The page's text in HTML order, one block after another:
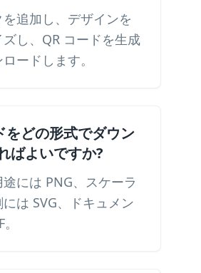
追加し、デザインを
し、QR コードを生成
ードします。
をどの形式でダウン
ばよいですか?
には PNG、スケーラ
は SVG、ドキュメン